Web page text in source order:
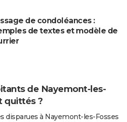
de condoléances :
de textes et modèle de
de Nayemont-les-
quittés ?
disparues à Nayemont-les-Fosses